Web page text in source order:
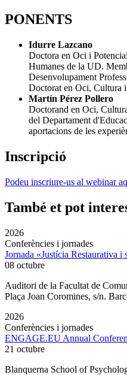
PONENTS
Idurre Lazcano
Doctora en Oci i
Humanes de la UD.
Desenvolupament
Doctorat en Oci, Cultura
Martín Pérez Pollero
Doctorand en Oci,
del Departament
aportacions de les
Inscripció
Podeu inscriure-us al webinar
També et pot
2026
Conferències i jornades
Jornada «Justícia Restaurativa
08 octubre
Auditori de la Facultat de
Plaça Joan Coromines, s/n.
2026
Conferències i jornades
ENGAGE.EU Annual
21 octubre
Blanquerna School of